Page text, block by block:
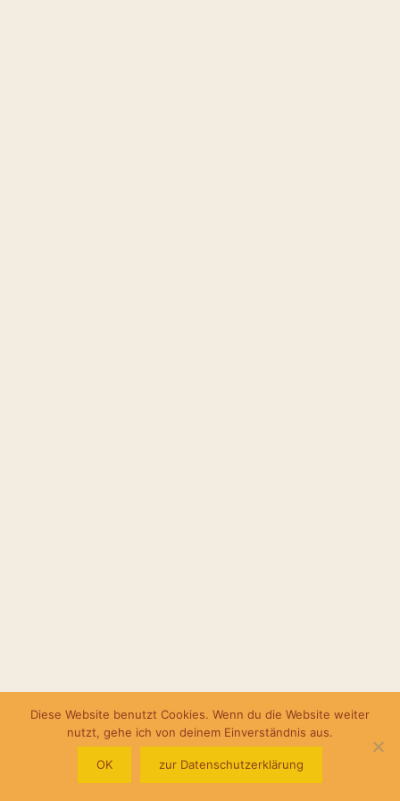
Diese Website benutzt Cookies. Wenn du die Website weiter
nutzt, gehe ich von deinem Einverständnis aus.
OK zur Datenschutzerklärung